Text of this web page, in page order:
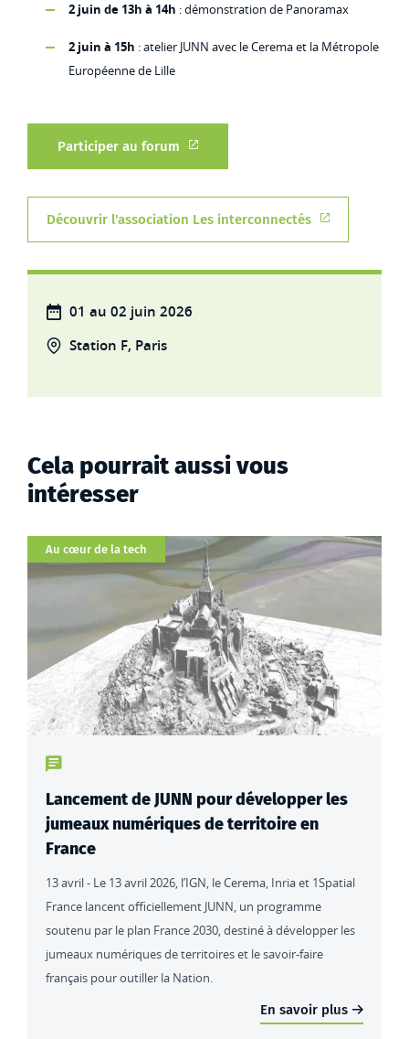
01 au 02 juin 2026
Station F, Paris
2 juin de 13h à 14h : démonstration de Panoramax
2 juin à 15h : atelier JUNN avec le Cerema et la Métropole
Européenne de Lille
Participer au forum
Découvrir l'association Les interconnectésDécouvrir
Cela pourrait aussi vous
intéresser
Catégorie
Au cœur de la tech
Type de contenu : actualités
Lancement de JUNN pour développer les
jumeaux numériques de territoire en
France
13 avril - Le 13 avril 2026, l’IGN, le Cerema, Inria et 1Spatial
France lancent officiellement JUNN, un programme
soutenu par le plan France 2030, destiné à développer les
jumeaux numériques de territoires et le savoir-faire
français pour outiller la Nation.
En savoir plus